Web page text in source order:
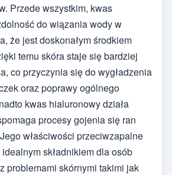
Przede wszystkim, kwas
do wiązania wody w
że jest doskonałym środkiem
temu skóra staje się bardziej
co przyczynia się do wygładzenia
oraz poprawy ogólnego
kwas hialuronowy działa
procesy gojenia się ran
właściwości przeciwzapalne
składnikiem dla osób
problemami skórnymi takimi jak